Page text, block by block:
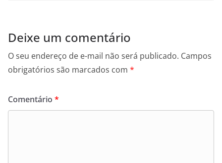
Deixe um comentário
O seu endereço de e-mail não será publicado. Campos
obrigatórios são marcados com *
Comentário *